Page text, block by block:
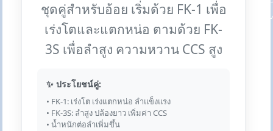
ชุดคู่สำหรับอ้อย เริ่มด้วย FK-1 เพื่อ
เร่งโตและแตกหน่อ ตามด้วย FK-
3S เพื่อลำสูง ความหวาน CCS สูง
✨ ประโยชน์คู่:
• FK-1: เร่งโต เร่งแตกหน่อ ลำแข็งแรง
• FK-3S: ลำสูง ปล้องยาว เพิ่มค่า CCS
• น้ำหนักต่อลำเพิ่มขึ้น